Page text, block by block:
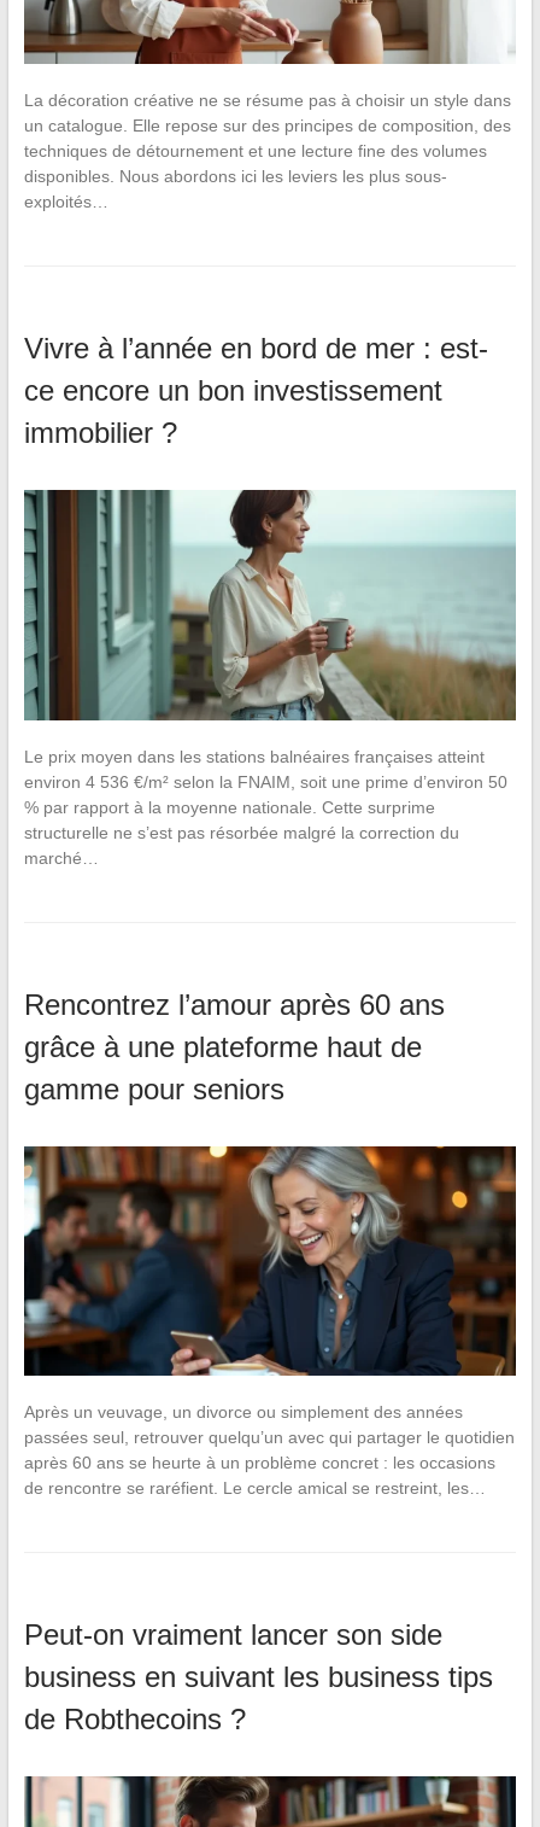
La décoration créative ne se résume pas à choisir un style dans
un catalogue. Elle repose sur des principes de composition, des
techniques de détournement et une lecture fine des volumes
disponibles. Nous abordons ici les leviers les plus sous-
exploités…
Vivre à l’année en bord de mer : est-
ce encore un bon investissement
immobilier ?
Le prix moyen dans les stations balnéaires françaises atteint
environ 4 536 €/m² selon la FNAIM, soit une prime d’environ 50
% par rapport à la moyenne nationale. Cette surprime
structurelle ne s’est pas résorbée malgré la correction du
marché…
Rencontrez l’amour après 60 ans
grâce à une plateforme haut de
gamme pour seniors
Après un veuvage, un divorce ou simplement des années
passées seul, retrouver quelqu’un avec qui partager le quotidien
après 60 ans se heurte à un problème concret : les occasions
de rencontre se raréfient. Le cercle amical se restreint, les…
Peut-on vraiment lancer son side
business en suivant les business tips
de Robthecoins ?